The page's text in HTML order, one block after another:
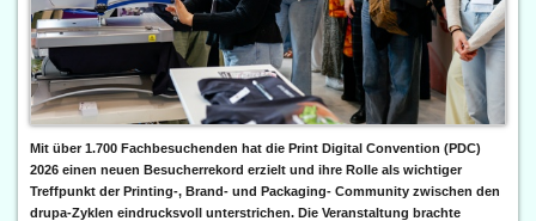
Mit über 1.700 Fachbesuchenden hat die Print Digital Convention (PDC)
2026 einen neuen Besucherrekord erzielt und ihre Rolle als wichtiger
Treffpunkt der Printing-, Brand- und Packaging- Community zwischen den
drupa-Zyklen eindrucksvoll unterstrichen. Die Veranstaltung brachte